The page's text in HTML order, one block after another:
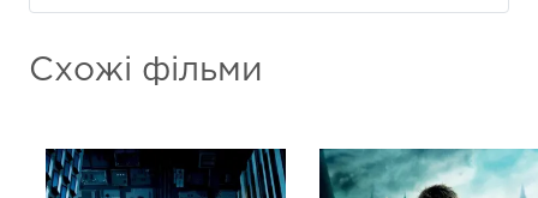
Схожі фільми